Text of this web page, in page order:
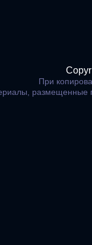
При
размещенные